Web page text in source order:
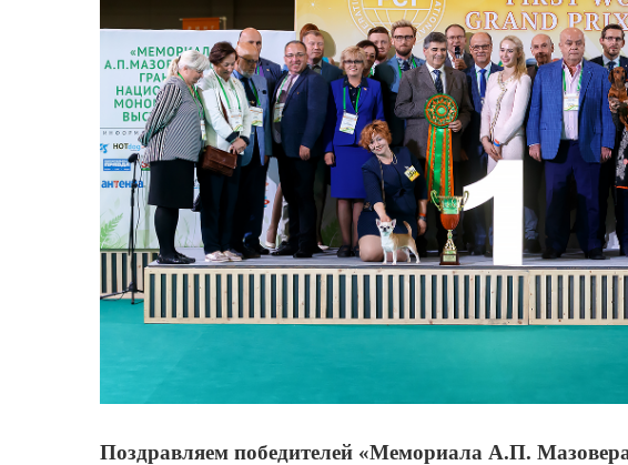
Поздравляем победителей «Мемориала А.П.